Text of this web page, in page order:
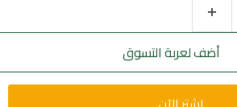
أضف لعربة التسوق